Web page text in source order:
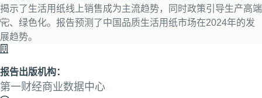
揭示了生活用纸线上销售成为主流趋势，同时政策引导生产高端
化、绿色化。报告预测了中国品质生活用纸市场在2024年的发
展趋势。
报告出版机构：
第一财经商业数据中心